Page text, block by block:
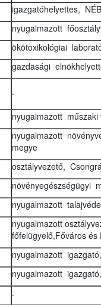
igazgatóhelyettes,
nyugalmazott
ökötoxikológiai
gazdasági
.
nyugalmazott műszaki
nyugalmazott
megye
osztályvezető,
növényegészségügyi
nyugalmazott
nyugalmazott
főfelügyelő,Főváros és
nyugalmazott
nyugalmazott
.